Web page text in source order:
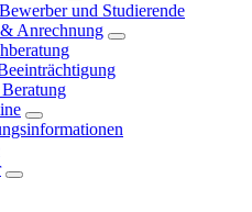
und Studierende
Anrechnung